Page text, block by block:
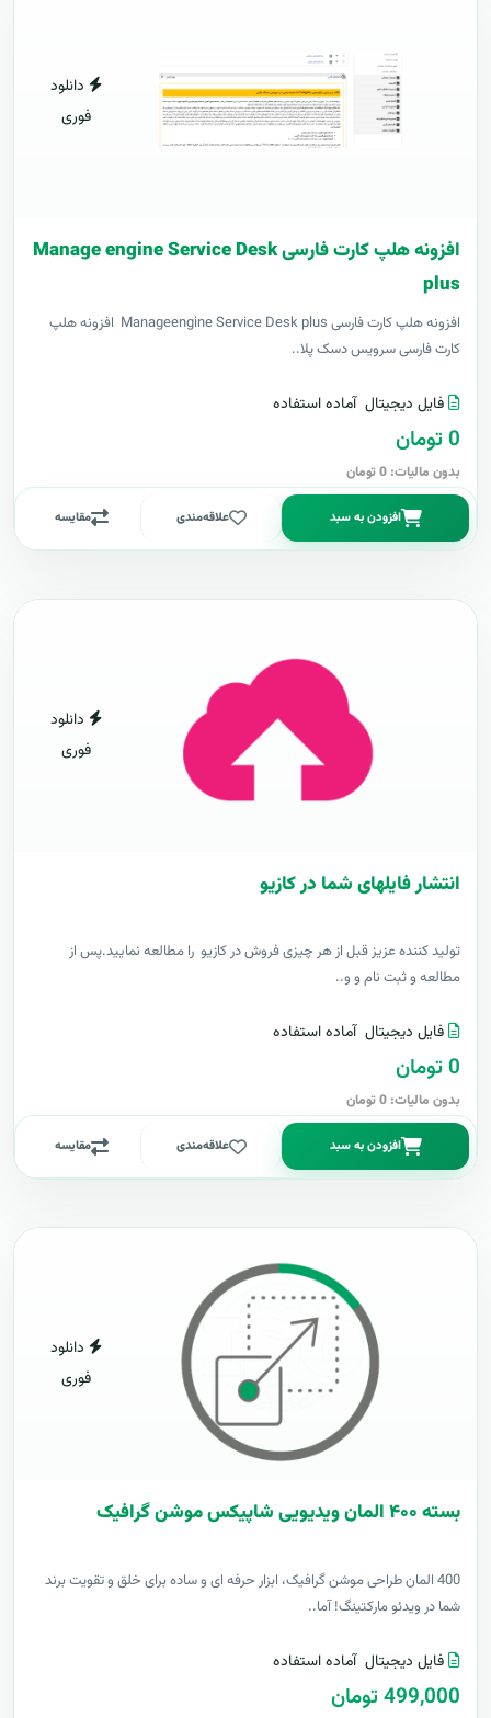
دانلود
فوری
افزونه هلپ کارت فارسی Manage engine Service Desk
plus
افزونه هلپ کارت فارسی Manageengine Service Desk plus افزونه هلپ
کارت فارسی سرویس دسک پلا..
فایل دیجیتال آماده استفاده
0 تومان
بدون مالیات: 0 تومان
افزودن به سبد علاقه‌مندی مقایسه
دانلود
فوری
انتشار فایلهای شما در کازیو
توليد کننده عزيز قبل از هر چیزی فروش در کازیو را مطالعه نمایید.پس از
مطالعه و ثبت نام و و..
فایل دیجیتال آماده استفاده
0 تومان
بدون مالیات: 0 تومان
افزودن به سبد علاقه‌مندی مقایسه
دانلود
فوری
بسته ۴۰۰ المان ویدیویی شاپیکس موشن گرافیک
400 المان طراحی موشن گرافیک، ابزار حرفه ای و ساده برای خلق و تقویت برند
شما در ویدئو مارکتینگ! آما..
فایل دیجیتال آماده استفاده
499,000 تومان